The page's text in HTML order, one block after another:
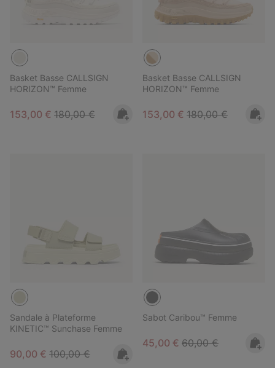
Basket Basse CALLSIGN
HORIZON™ Femme
Sale price:
153,00 € Regular price:
180,00 €
Basket Basse CALLSIGN
HORIZON™ Femme
Sale price:
153,00 € Regular price:
180,00 €
Sandale à Plateforme
KINETIC™ Sunchase Femme
Sale price:
90,00 € Regular price:
100,00 €
Sabot Caribou™ Femme
Sale price:
45,00 € Regular price:
60,00 €